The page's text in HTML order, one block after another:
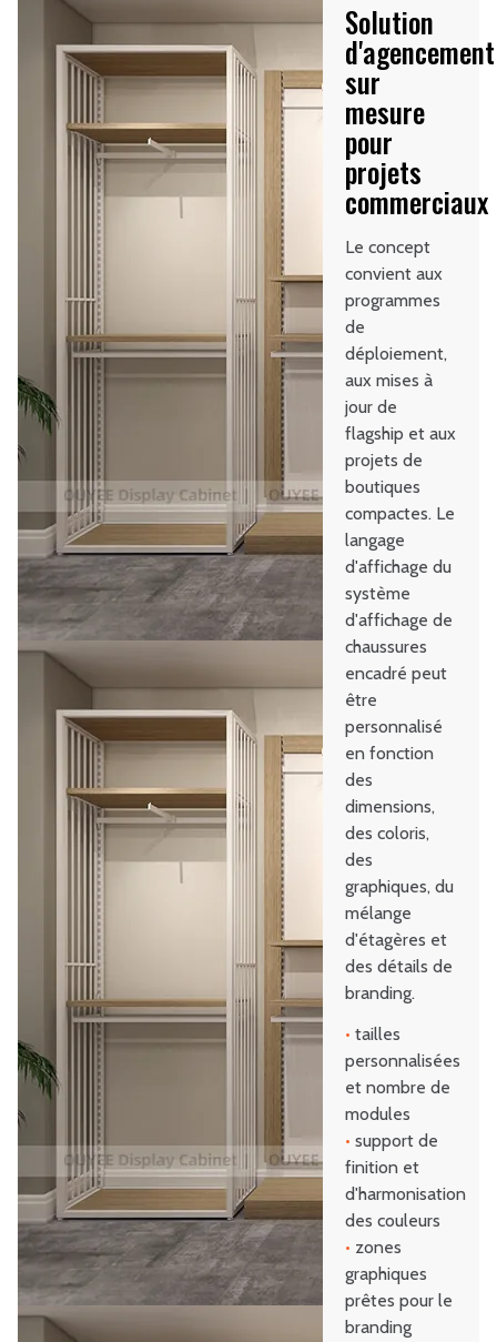
Solution
d'agencement
sur
mesure
pour
projets
commerciaux
Le concept
convient aux
programmes
de
déploiement,
aux mises à
jour de
flagship et aux
projets de
boutiques
compactes. Le
langage
d'affichage du
système
d'affichage de
chaussures
encadré peut
être
personnalisé
en fonction
des
dimensions,
des coloris,
des
graphiques, du
mélange
d'étagères et
des détails de
branding.
• tailles
personnalisées
et nombre de
modules
• support de
finition et
d'harmonisation
des couleurs
• zones
graphiques
prêtes pour le
branding